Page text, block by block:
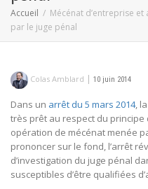
Accueil
Mécénat d’entreprise
par le juge pénal
Colas Amblard | 10 juin 2014
Dans un arrêt du 5 mars 2014,
très prêt au respect du principe
opération de mécénat menée
prononcer sur le fond, l’arrêt
d’investigation du juge pénal
susceptibles d’être qualifiées